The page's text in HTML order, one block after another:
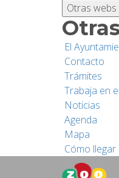
Otras webs
El
Contacto
Trámites
Trabaja en
Noticias
Agenda
Mapa
Cómo llegar